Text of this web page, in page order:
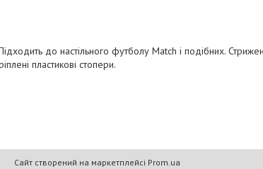
до настільного футболу Match і подібних.
пластикові стопери.
Сайт створений на маркетплейсі Prom.ua